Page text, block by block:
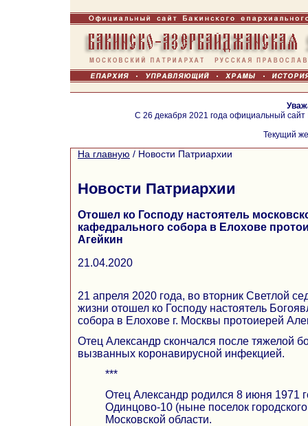
С 26 декабря 2021 года официальный
Текущий
На главную / Новости Патриархии
Новости Патриархии
Отошел ко Господу настоятель
кафедрального собора в Елохове
Агейкин
21.04.2020
21 апреля 2020 года, во вторник Светлой
жизни отошел ко Господу настоятель
собора в Елохове г. Москвы протоиерей
Отец Александр скончался после тяжелой
вызванных коронавирусной инфекцией.
***
Отец Александр родился 8 июня 1971
Одинцово-10 (ныне поселок
Московской области.